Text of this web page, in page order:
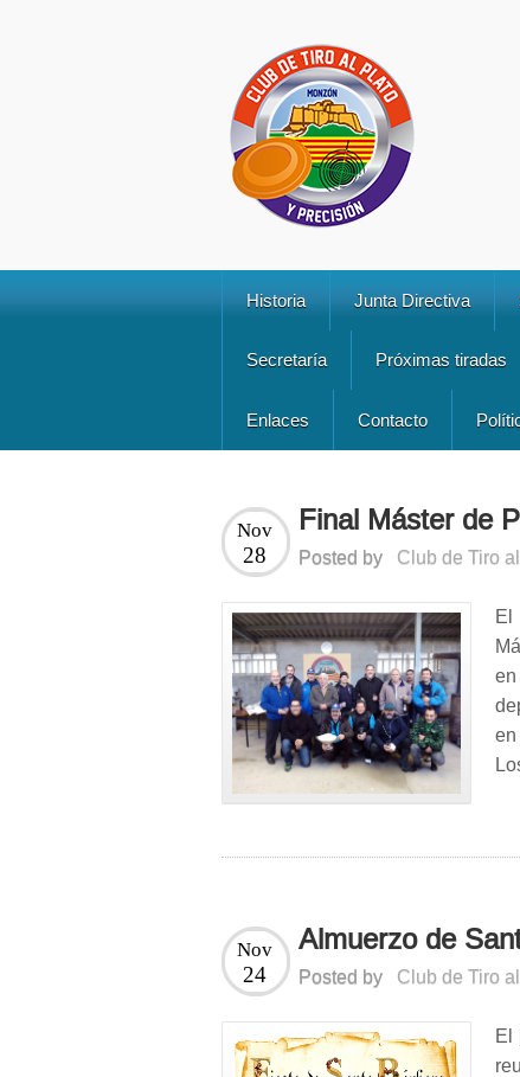
Historia Junta Directiva
Secretaría Próximas tiradas
Enlaces Contacto
Final Máster de
Nov
28 Posted by Club de Tiro
El
en
Almuerzo de
Nov
24 Posted by Club de Tiro
El